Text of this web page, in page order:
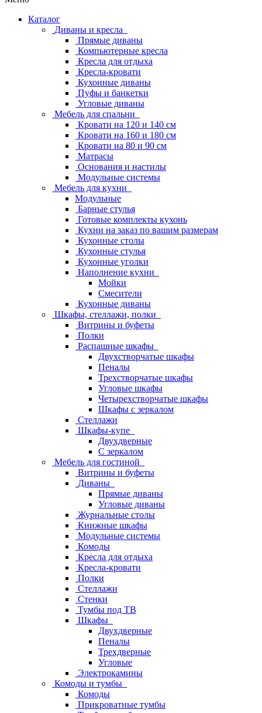
Каталог
Диваны и кресла
Прямые диваны
Компьютерные кресла
Кресла для отдыха
Кресла-кровати
Кухонные диваны
Пуфы и банкетки
Угловые диваны
Мебель для спальни
Кровати на 120 и 140 см
Кровати на 160 и 180 см
Кровати на 80 и 90 см
Матрасы
Основания и настилы
Модульные системы
Мебель для кухни
Модульные
Барные стулья
Готовые комплекты кухонь
Кухни на заказ по вашим размерам
Кухонные столы
Кухонные стулья
Кухонные уголки
Наполнение кухни
Мойки
Смесители
Кухонные диваны
Шкафы, стеллажи, полки
Витрины и буфеты
Полки
Распашные шкафы
Двухстворчатые шкафы
Пеналы
Трехстворчатые шкафы
Угловые шкафы
Четырехстворчатые шкафы
Шкафы с зеркалом
Стеллажи
Шкафы-купе
Двухдверные
С зеркалом
Мебель для гостиной
Витрины и буфеты
Диваны
Прямые диваны
Угловые диваны
Журнальные столы
Книжные шкафы
Модульные системы
Комоды
Кресла для отдыха
Кресла-кровати
Полки
Стеллажи
Стенки
Тумбы под ТВ
Шкафы
Двухдверные
Пеналы
Трехдверные
Угловые
Электрокамины
Комоды и тумбы
Комоды
Прикроватные тумбы